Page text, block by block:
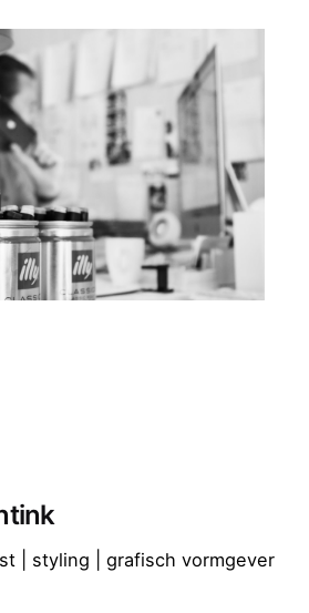
| styling | grafisch vormgever